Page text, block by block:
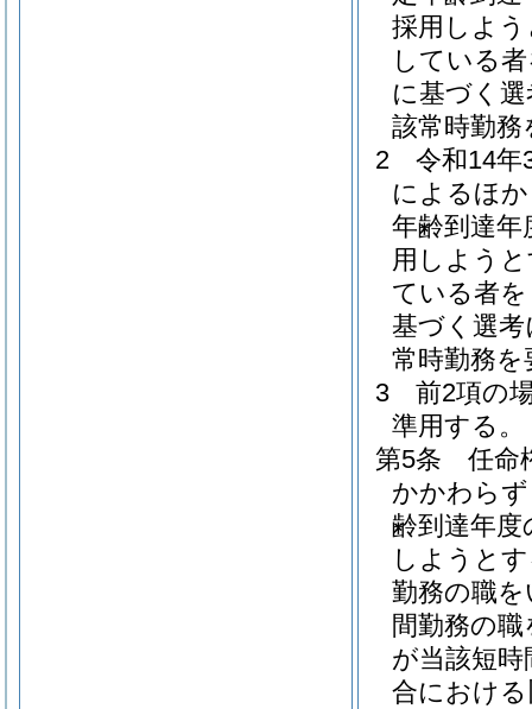
採用しよ
している
に基づく
該常時勤
2
令和14年
によるほ
年齢到達
用しよう
ている者
基づく選
常時勤務
3
前2項の
準用する。
第5条
任命
かかわら
齢到達年
しようと
勤務の職
間勤務の
が当該短
合におけ